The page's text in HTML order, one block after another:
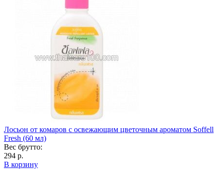
Лосьон от комаров с освежающим цветочным ароматом Soffell
Fresh (60 мл)
Вес брутто:
294 р.
В корзину